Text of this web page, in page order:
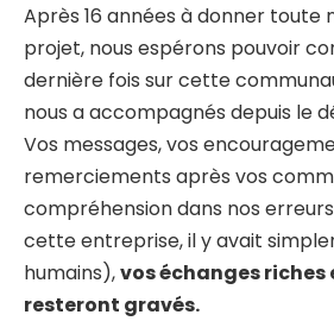
Après 16 années à donner toute
projet, nous espérons pouvoir
dernière fois sur cette
nous a accompagnés depuis le
Vos messages, vos
remerciements après vos
compréhension dans nos
cette entreprise, il y avait
humains),vos échanges
resteront gravés.